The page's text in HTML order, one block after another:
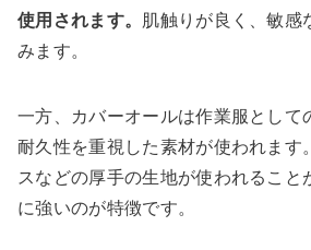
使用されます。
肌触りが良く、敏感
みます。
一方、カバーオールは作業服として
耐久性を重視した素材が使われます
スなどの厚手の生地が使われること
に強いのが特徴です。